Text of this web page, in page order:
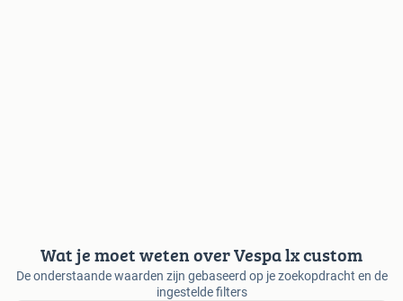
Wat je moet weten over Vespa lx custom
De onderstaande waarden zijn gebaseerd op je zoekopdracht en de
ingestelde filters